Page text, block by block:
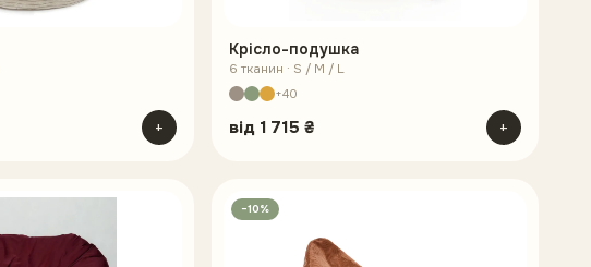
+
Крісло-подушка
6 тканин · S / M / L
+40
від 1 715 ₴ +
−10%